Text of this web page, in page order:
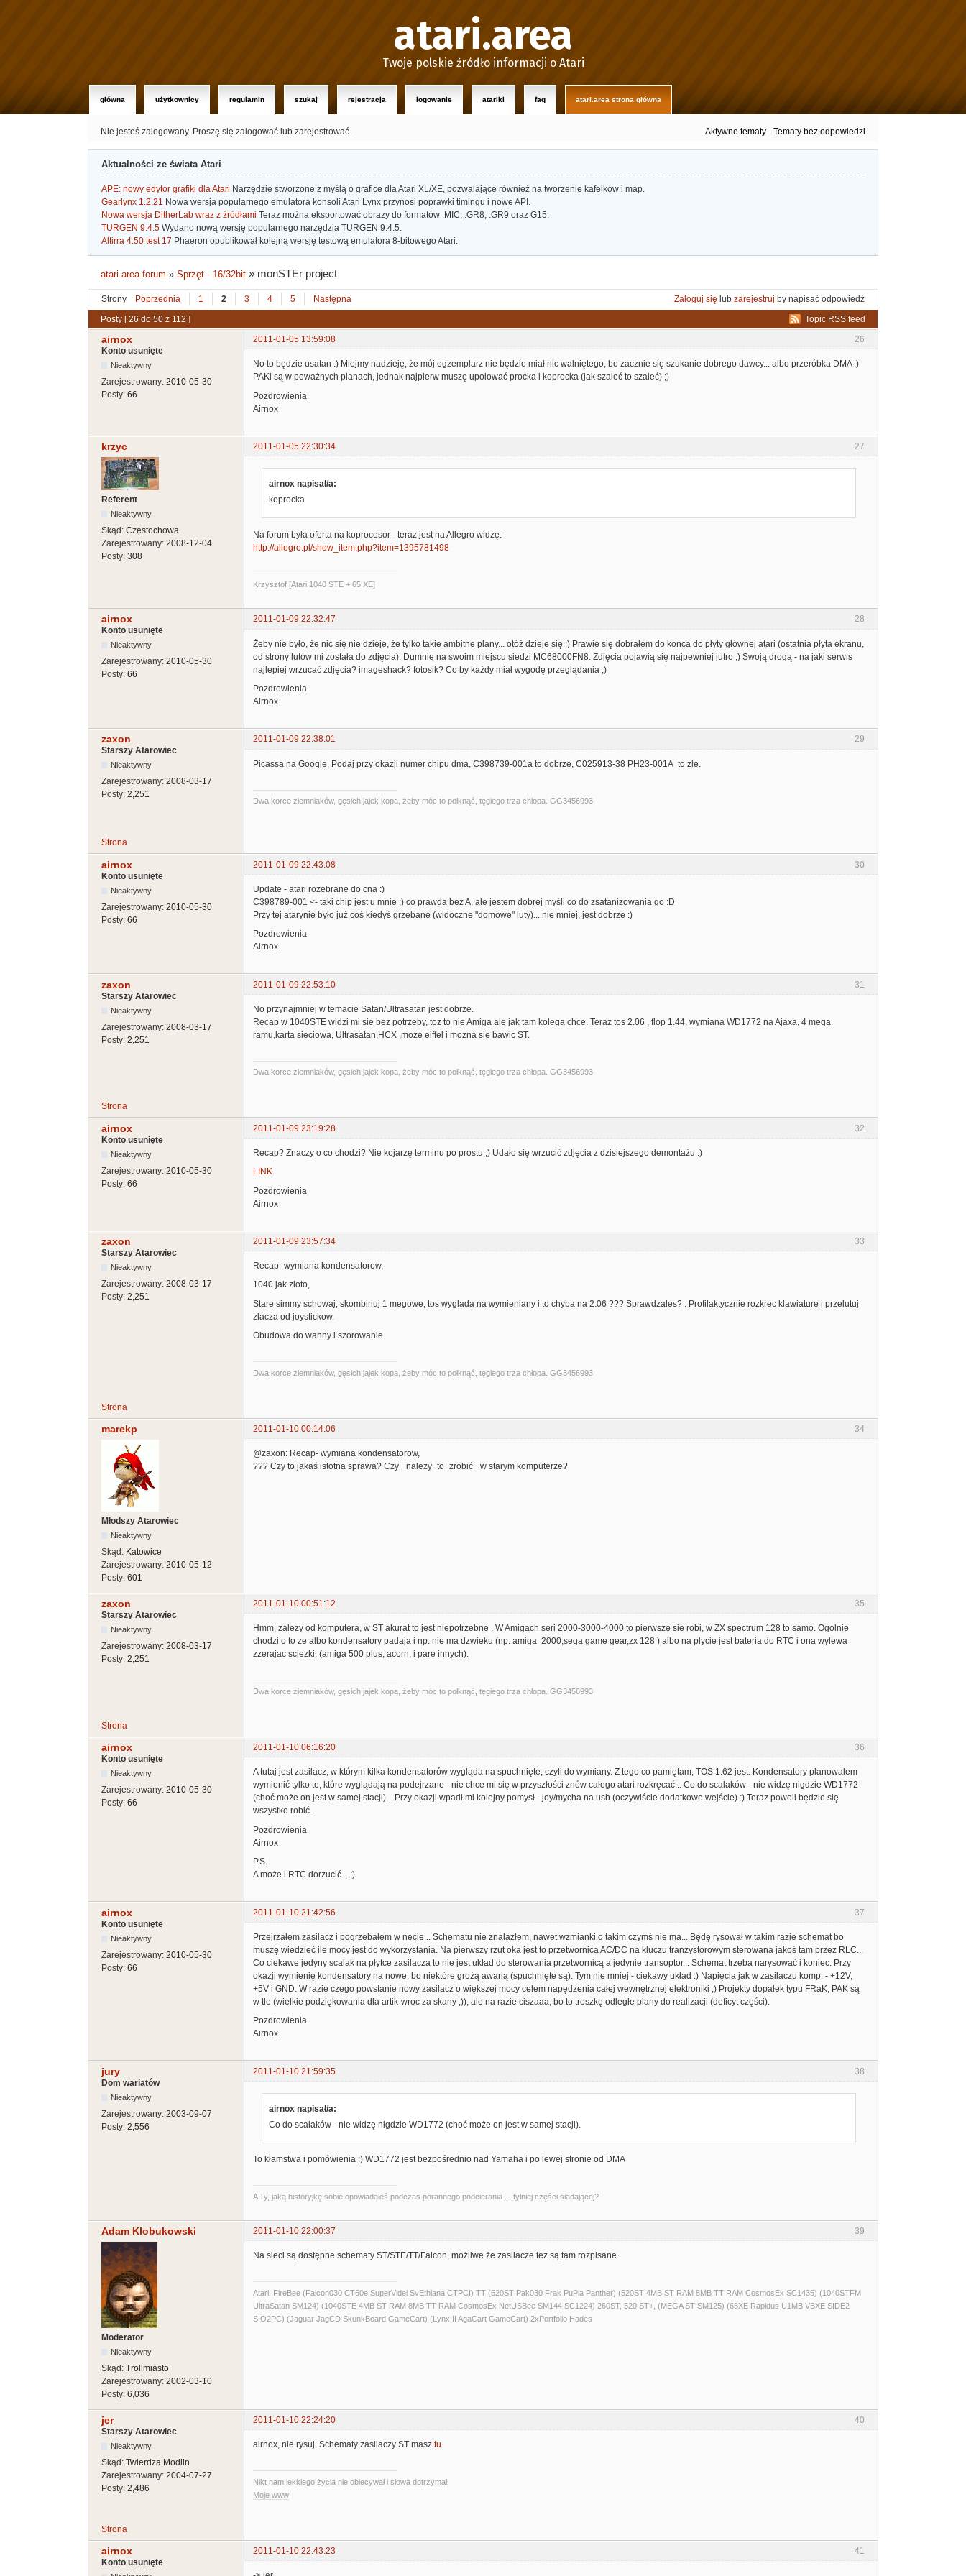
atari.area
Twoje polskie źródło informacji o Atari
główna użytkownicy regulamin szukaj rejestracja logowanie atariki faq atari.area strona główna
Nie jesteś zalogowany. Proszę się zalogować lub zarejestrować. Aktywne tematy Tematy bez odpowiedzi
Aktualności ze świata Atari
APE: nowy edytor grafiki dla Atari Narzędzie stworzone z myślą o grafice dla Atari XL/XE, pozwalające również na tworzenie kafelków i map.
Gearlynx 1.2.21 Nowa wersja popularnego emulatora konsoli Atari Lynx przynosi poprawki timingu i nowe API.
Nowa wersja DitherLab wraz z źródłami Teraz można eksportować obrazy do formatów .MIC, .GR8, .GR9 oraz G15.
TURGEN 9.4.5 Wydano nową wersję popularnego narzędzia TURGEN 9.4.5.
Altirra 4.50 test 17 Phaeron opublikował kolejną wersję testową emulatora 8-bitowego Atari.
atari.area forum »Sprzęt - 16/32bit » monSTEr project
Strony Poprzednia 1 2 3 4 5 Następna Zaloguj się lub zarejestruj by napisać odpowiedź
Topic RSS feed
Posty [ 26 do 50 z 112 ]
26
airnox
2011-01-05 13:59:08
Konto usunięte
Nieaktywny
Zarejestrowany: 2010-05-30
Posty: 66
No to będzie usatan :) Miejmy nadzieję, że mój egzemplarz nie będzie miał nic walniętego, bo zacznie się szukanie dobrego dawcy... albo przeróbka DMA ;)
PAKi są w poważnych planach, jednak najpierw muszę upolować procka i koprocka (jak szaleć to szaleć) ;)
Pozdrowienia
Airnox
27
krzyc 2011-01-05 22:30:34
Referent
Nieaktywny
Skąd: Częstochowa
Zarejestrowany: 2008-12-04
Posty: 308
airnox napisał/a:
koprocka
Na forum była oferta na koprocesor - teraz jest na Allegro widzę:
http://allegro.pl/show_item.php?item=1395781498
Krzysztof [Atari 1040 STE + 65 XE]
28
airnox
2011-01-09 22:32:47
Konto usunięte
Nieaktywny
Zarejestrowany: 2010-05-30
Posty: 66
Żeby nie było, że nic się nie dzieje, że tylko takie ambitne plany... otóż dzieje się :) Prawie się dobrałem do końca do płyty głównej atari (ostatnia płyta ekranu,
od strony lutów mi została do zdjęcia). Dumnie na swoim miejscu siedzi MC68000FN8. Zdjęcia pojawią się najpewniej jutro ;) Swoją drogą - na jaki serwis
najlepiej wrzucać zdjęcia? imageshack? fotosik? Co by każdy miał wygodę przeglądania ;)
Pozdrowienia
Airnox
29
zaxon
2011-01-09 22:38:01
Starszy Atarowiec
Nieaktywny
Zarejestrowany: 2008-03-17
Posty: 2,251
Picassa na Google. Podaj przy okazji numer chipu dma, C398739-001a to dobrze, C025913-38 PH23-001A to zle.
Dwa korce ziemniaków, gęsich jajek kopa, żeby móc to połknąć, tęgiego trza chłopa. GG3456993
Strona
30
airnox
2011-01-09 22:43:08
Konto usunięte
Nieaktywny
Zarejestrowany: 2010-05-30
Posty: 66
Update - atari rozebrane do cna :)
C398789-001 <- taki chip jest u mnie ;) co prawda bez A, ale jestem dobrej myśli co do zsatanizowania go :D
Przy tej atarynie było już coś kiedyś grzebane (widoczne "domowe" luty)... nie mniej, jest dobrze :)
Pozdrowienia
Airnox
31
zaxon
2011-01-09 22:53:10
Starszy Atarowiec
Nieaktywny
Zarejestrowany: 2008-03-17
Posty: 2,251
No przynajmniej w temacie Satan/Ultrasatan jest dobrze.
Recap w 1040STE widzi mi sie bez potrzeby, toz to nie Amiga ale jak tam kolega chce. Teraz tos 2.06 , flop 1.44, wymiana WD1772 na Ajaxa, 4 mega
ramu,karta sieciowa, Ultrasatan,HCX ,moze eiffel i mozna sie bawic ST.
Dwa korce ziemniaków, gęsich jajek kopa, żeby móc to połknąć, tęgiego trza chłopa. GG3456993
Strona
32
airnox
2011-01-09 23:19:28
Konto usunięte
Nieaktywny
Zarejestrowany: 2010-05-30
Posty: 66
Recap? Znaczy o co chodzi? Nie kojarzę terminu po prostu ;) Udało się wrzucić zdjęcia z dzisiejszego demontażu :)
LINK
Pozdrowienia
Airnox
33
zaxon
2011-01-09 23:57:34
Starszy Atarowiec
Nieaktywny
Zarejestrowany: 2008-03-17
Posty: 2,251
Recap- wymiana kondensatorow,
1040 jak zloto,
Stare simmy schowaj, skombinuj 1 megowe, tos wyglada na wymieniany i to chyba na 2.06 ??? Sprawdzales? . Profilaktycznie rozkrec klawiature i przelutuj
zlacza od joystickow.
Obudowa do wanny i szorowanie.
Dwa korce ziemniaków, gęsich jajek kopa, żeby móc to połknąć, tęgiego trza chłopa. GG3456993
Strona
34
marekp 2011-01-10 00:14:06
Młodszy Atarowiec
Nieaktywny
Skąd: Katowice
Zarejestrowany: 2010-05-12
Posty: 601
@zaxon: Recap- wymiana kondensatorow,
??? Czy to jakaś istotna sprawa? Czy _należy_to_zrobić_ w starym komputerze?
35
zaxon
2011-01-10 00:51:12
Starszy Atarowiec
Nieaktywny
Zarejestrowany: 2008-03-17
Posty: 2,251
Hmm, zalezy od komputera, w ST akurat to jest niepotrzebne . W Amigach seri 2000-3000-4000 to pierwsze sie robi, w ZX spectrum 128 to samo. Ogolnie
chodzi o to ze albo kondensatory padaja i np. nie ma dzwieku (np. amiga 2000,sega game gear,zx 128 ) albo na plycie jest bateria do RTC i ona wylewa
zzerajac sciezki, (amiga 500 plus, acorn, i pare innych).
Dwa korce ziemniaków, gęsich jajek kopa, żeby móc to połknąć, tęgiego trza chłopa. GG3456993
Strona
36
airnox
2011-01-10 06:16:20
Konto usunięte
Nieaktywny
Zarejestrowany: 2010-05-30
Posty: 66
A tutaj jest zasilacz, w którym kilka kondensatorów wygląda na spuchnięte, czyli do wymiany. Z tego co pamiętam, TOS 1.62 jest. Kondensatory planowałem
wymienić tylko te, które wyglądają na podejrzane - nie chce mi się w przyszłości znów całego atari rozkręcać... Co do scalaków - nie widzę nigdzie WD1772
(choć może on jest w samej stacji)... Przy okazji wpadł mi kolejny pomysł - joy/mycha na usb (oczywiście dodatkowe wejście) :) Teraz powoli będzie się
wszystko robić.
Pozdrowienia
Airnox
P.S.
A może i RTC dorzucić... ;)
37
airnox
2011-01-10 21:42:56
Konto usunięte
Nieaktywny
Zarejestrowany: 2010-05-30
Posty: 66
Przejrzałem zasilacz i pogrzebałem w necie... Schematu nie znalazłem, nawet wzmianki o takim czymś nie ma... Będę rysował w takim razie schemat bo
muszę wiedzieć ile mocy jest do wykorzystania. Na pierwszy rzut oka jest to przetwornica AC/DC na kluczu tranzystorowym sterowana jakoś tam przez RLC...
Co ciekawe jedyny scalak na płytce zasilacza to nie jest układ do sterowania przetwornicą a jedynie transoptor... Schemat trzeba narysować i koniec. Przy
okazji wymienię kondensatory na nowe, bo niektóre grożą awarią (spuchnięte są). Tym nie mniej - ciekawy układ :) Napięcia jak w zasilaczu komp. - +12V,
+5V i GND. W razie czego powstanie nowy zasilacz o większej mocy celem napędzenia całej wewnętrznej elektroniki ;) Projekty dopałek typu FRaK, PAK są
w tle (wielkie podziękowania dla artik-wroc za skany ;)), ale na razie ciszaaa, bo to troszkę odległe plany do realizacji (deficyt części).
Pozdrowienia
Airnox
38
jury
2011-01-10 21:59:35
Dom wariatów
Nieaktywny
Zarejestrowany: 2003-09-07
Posty: 2,556
airnox napisał/a:
Co do scalaków - nie widzę nigdzie WD1772 (choć może on jest w samej stacji).
To kłamstwa i pomówienia :) WD1772 jest bezpośrednio nad Yamaha i po lewej stronie od DMA
A Ty, jaką historyjkę sobie opowiadałeś podczas porannego podcierania ... tylniej części siadającej?
39
Adam Klobukowski 2011-01-10 22:00:37
Moderator
Nieaktywny
Skąd: Trollmiasto
Zarejestrowany: 2002-03-10
Posty: 6,036
Na sieci są dostępne schematy ST/STE/TT/Falcon, możliwe że zasilacze tez są tam rozpisane.
Atari: FireBee (Falcon030 CT60e SuperVidel SvEthlana CTPCI) TT (520ST Pak030 Frak PuPla Panther) (520ST 4MB ST RAM 8MB TT RAM CosmosEx SC1435) (1040STFM
UltraSatan SM124) (1040STE 4MB ST RAM 8MB TT RAM CosmosEx NetUSBee SM144 SC1224) 260ST, 520 ST+, (MEGA ST SM125) (65XE Rapidus U1MB VBXE SIDE2
SIO2PC) (Jaguar JagCD SkunkBoard GameCart) (Lynx II AgaCart GameCart) 2xPortfolio Hades
40
jer
2011-01-10 22:24:20
Starszy Atarowiec
Nieaktywny
Skąd: Twierdza Modlin
Zarejestrowany: 2004-07-27
Posty: 2,486
airnox, nie rysuj. Schematy zasilaczy ST masz tu
Nikt nam lekkiego życia nie obiecywał i słowa dotrzymał.
Moje www
Strona
41
airnox
2011-01-10 22:43:23
Konto usunięte